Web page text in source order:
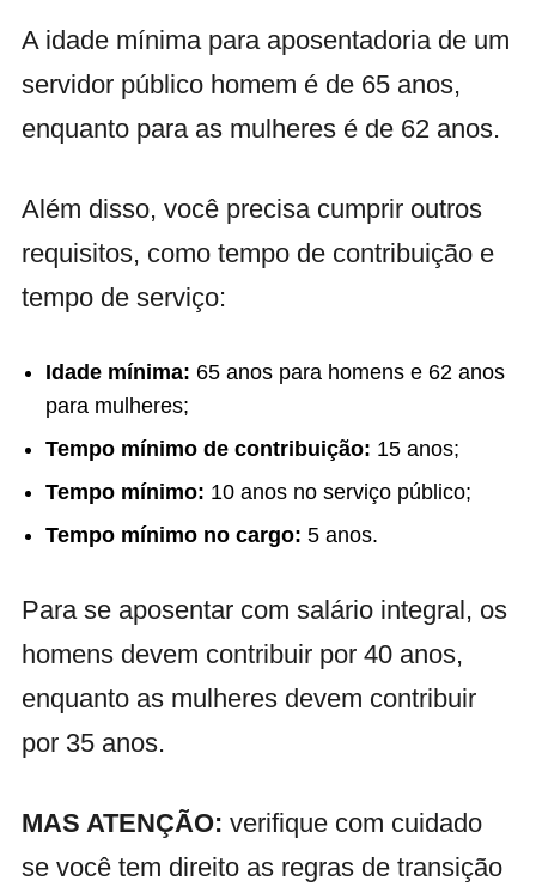
A idade mínima para aposentadoria de um
servidor público homem é de 65 anos,
enquanto para as mulheres é de 62 anos.
Além disso, você precisa cumprir outros
requisitos, como tempo de contribuição e
tempo de serviço:
Idade mínima: 65 anos para homens e 62 anos
para mulheres;
Tempo mínimo de contribuição: 15 anos;
Tempo mínimo: 10 anos no serviço público;
Tempo mínimo no cargo: 5 anos.
Para se aposentar com salário integral, os
homens devem contribuir por 40 anos,
enquanto as mulheres devem contribuir
por 35 anos.
MAS ATENÇÃO: verifique com cuidado
se você tem direito as regras de transição